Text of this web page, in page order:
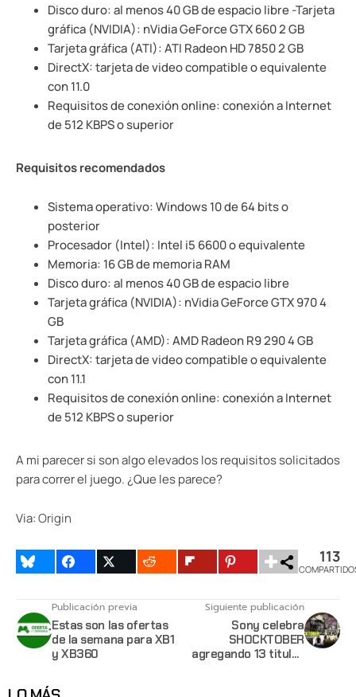
Disco duro: al menos 40 GB de espacio libre -Tarjeta
gráfica (NVIDIA): nVidia GeForce GTX 660 2 GB
Tarjeta gráfica (ATI): ATI Radeon HD 7850 2 GB
DirectX: tarjeta de video compatible o equivalente
con 11.0
Requisitos de conexión online: conexión a Internet
de 512 KBPS o superior
Requisitos recomendados
Sistema operativo: Windows 10 de 64 bits o
posterior
Procesador (Intel): Intel i5 6600 o equivalente
Memoria: 16 GB de memoria RAM
Disco duro: al menos 40 GB de espacio libre
Tarjeta gráfica (NVIDIA): nVidia GeForce GTX 970 4
GB
Tarjeta gráfica (AMD): AMD Radeon R9 290 4 GB
DirectX: tarjeta de video compatible o equivalente
con 11.1
Requisitos de conexión online: conexión a Internet
de 512 KBPS o superior
A mi parecer si son algo elevados los requisitos solicitados
para correr el juego. ¿Que les parece?
Via:Origin
113
Publicación previa
Estas son las ofertas
de la semana para XB1
y XB360
Siguiente publicación
Sony celebra
SHOCKTOBER
agregando 13 titulos